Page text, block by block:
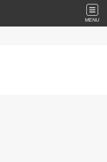
MENU